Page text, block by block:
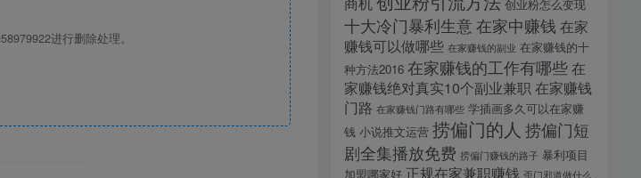
进行删除处理。
创业粉怎么变现
十大冷门暴利生意 在家中赚钱 在家
赚钱可以做哪些 在家赚钱的副业 在家赚钱的十
种方法2016 在家赚钱的工作有哪些在
家赚钱绝对真实10个副业兼职 在家赚钱
门路 在家赚钱门路有哪些 学插画多久可以在家赚
钱 小说推文运营 捞偏门的人 捞偏门短
剧全集播放免费 捞偏门赚钱的路子 暴利项目
加盟哪家好 正规在家兼职赚钱 歪门邪道做什么